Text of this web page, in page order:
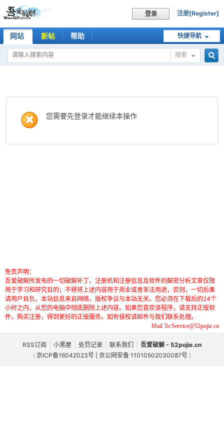
登录 注册[Register]
快捷导航
网站 新帖 帮助
搜索
您需要先登录才能继续本操作
免责声明：
吾爱破解所发布的一切破解补丁、注册机和注册信息及软件的解密分析文章仅限
用于学习和研究目的；不得将上述内容用于商业或者非法用途，否则，一切后果
请用户自负。本站信息来自网络，版权争议与本站无关。您必须在下载后的24个
小时之内，从您的电脑中彻底删除上述内容。如果您喜欢该程序，请支持正版软
件，购买注册，得到更好的正版服务。如有侵权请邮件与我们联系处理。
Mail To:Service@52pojie.cn
RSS订阅 小黑屋 处罚记录 联系我们
吾爱破解 - 52pojie.cn
( 京ICP备16042023号 | 京公网安备 11010502030087号 )